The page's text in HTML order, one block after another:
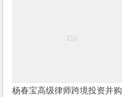
杨春宝高级律师跨境投资并购